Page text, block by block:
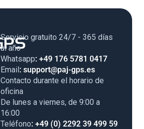
Servicio gratuito 24/7 - 365 días
al año
Whatsapp: +49 176 5781 0417
Email: support@paj-gps.es
Contacto durante el horario de
oficina
De lunes a viernes, de 9:00 a
16:00
Teléfono: +49 (0) 2292 39 499 59